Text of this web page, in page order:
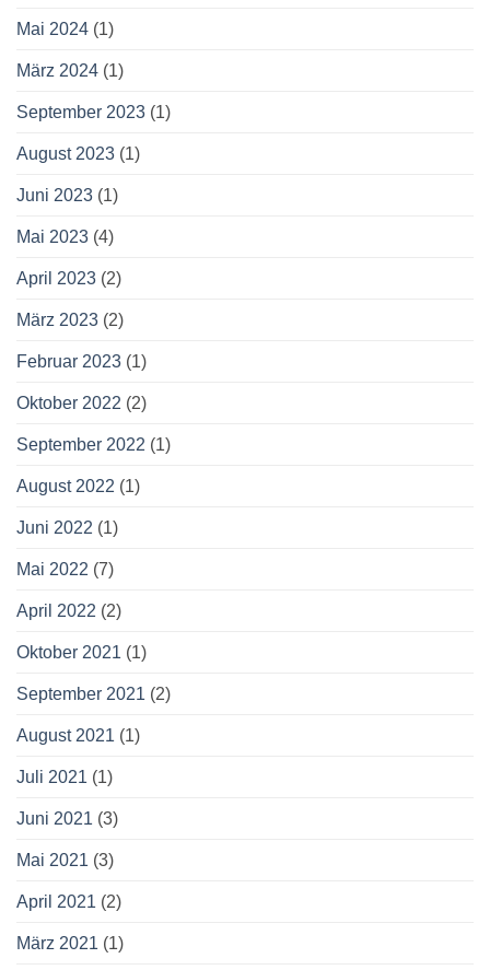
Mai 2024 (1)
März 2024 (1)
September 2023 (1)
August 2023 (1)
Juni 2023 (1)
Mai 2023 (4)
April 2023 (2)
März 2023 (2)
Februar 2023 (1)
Oktober 2022 (2)
September 2022 (1)
August 2022 (1)
Juni 2022 (1)
Mai 2022 (7)
April 2022 (2)
Oktober 2021 (1)
September 2021 (2)
August 2021 (1)
Juli 2021 (1)
Juni 2021 (3)
Mai 2021 (3)
April 2021 (2)
März 2021 (1)